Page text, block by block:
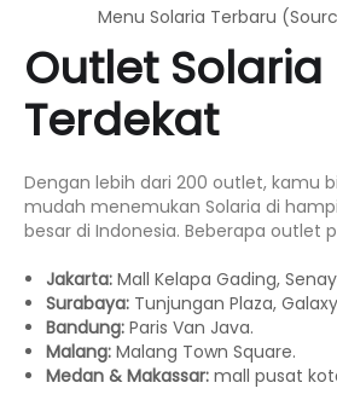
Menu Solaria Terbaru
Outlet Solaria
Terdekat
Dengan lebih dari 200 outlet, kamu
mudah menemukan Solaria di
besar di Indonesia. Beberapa outlet
Jakarta: Mall Kelapa Gading,
Surabaya: Tunjungan Plaza,
Bandung: Paris Van Java.
Malang: Malang Town Square.
Medan & Makassar: mall pusat